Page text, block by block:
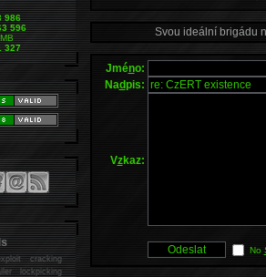
Svou ideální brigádu
Jméno:
Nadpis:
Vzkaz:
No
986
596
327
cracking
lockpicking